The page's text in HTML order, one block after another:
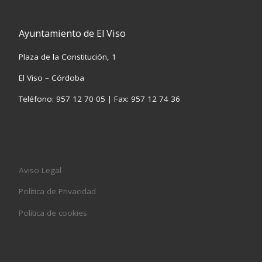
Ayuntamiento de El Viso
Plaza de la Constitución, 1
El Viso – Córdoba
Teléfono: 957 12 70 05 | Fax: 957 12 74 36
Aviso Legal
Política de Privacidad
Política de cookies